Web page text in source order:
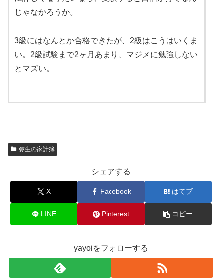
じゃなかろうか。
3級にはなんとか合格できたが、2級はこうはいくま
い。2級試験まで2ヶ月あまり、マジメに勉強しない
とマズい。
弥生の家計簿
シェアする
X Facebook はてブ
LINE Pinterest コピー
yayoiをフォローする